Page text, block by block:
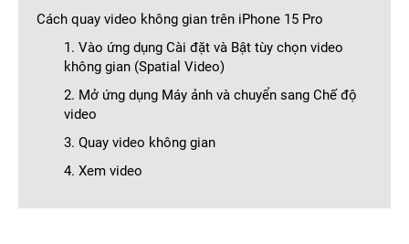
Cách quay video không gian trên iPhone 15 Pro
1. Vào ứng dụng Cài đặt và Bật tùy chọn video
không gian (Spatial Video)
2. Mở ứng dụng Máy ảnh và chuyển sang Chế độ
video
3. Quay video không gian
4. Xem video